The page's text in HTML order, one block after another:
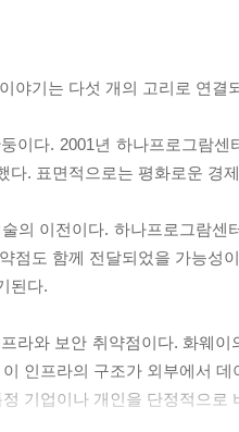
야기는 다섯 개의 고리로 연결
이다. 2001년 하나프로그람
다. 표면적으로는 평화로운 경
의 이전이다. 하나프로그람
점도 함께 전달되었을 가능성
된다.
라와 보안 취약점이다. 화웨
인프라의 구조가 외부에서
기업이나 개인을 단정적으